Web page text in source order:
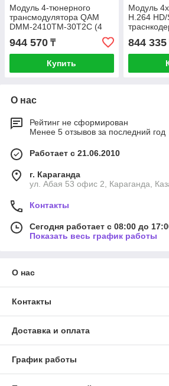
Модуль 4-тюнерного
трансмодулятора QAM
DMM-2410TM-30T2C (4
PLP DVB-T2 в 4 DVB-C)
для цифровой ГС PBI
DMM-1000
944 570 ₸
Купить
Модуль
H.264
2410EC-
ГС PBI
844 335
О нас
Рейтинг не сформирован
Менее 5 отзывов за последний год
Работает с 21.06.2010
г. Караганда
ул. Абая 53 офис 2, Караганда,
Контакты
Сегодня работает с 08:00 до
Показать весь график работы
О нас
Контакты
Доставка и оплата
График работы